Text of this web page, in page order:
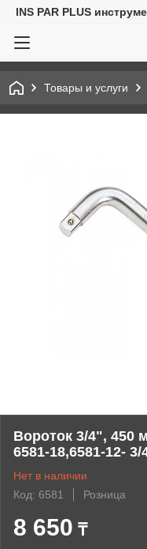
INS PAR PLUS
Товары и услуги
Вороток 3/4", 450
6581-18,6581-12-
Нет в наличии
Код: 6581
Розница
8 650 ₸